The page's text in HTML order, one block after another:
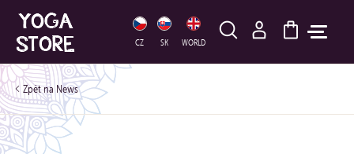
CZ SK WORLD
HLEDAT
News